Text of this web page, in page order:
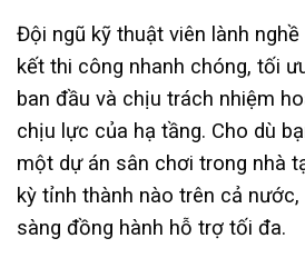
Đội ngũ kỹ thuật viên lành
kết thi công nhanh chóng, tối
ban đầu và chịu trách nhiệm
chịu lực của hạ tầng. Cho dù
một dự án sân chơi trong nhà
kỳ tỉnh thành nào trên cả
sàng đồng hành hỗ trợ tối đa.